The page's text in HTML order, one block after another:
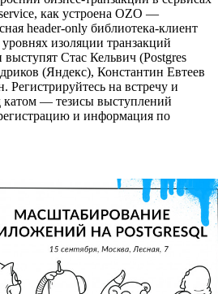
как устроена OZO —
header-only библиотека-клиент
изоляции транзакций
Стас Кельвич (Postgres
(Яндекс), Константин Евтеев
на встречу и
катом — тезисы выступлений
и информация по